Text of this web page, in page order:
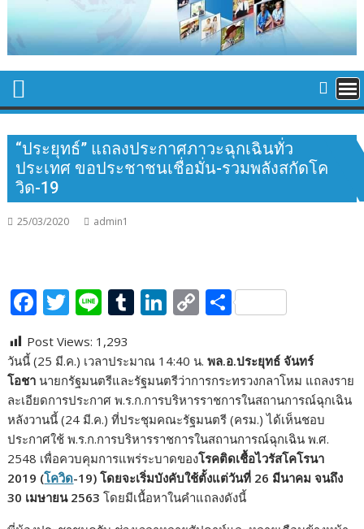
“ประยุทธ์” แถลงประกาศภาวะฉุกเฉินทั่ว
ประเทศ ขอประชาชนเชื่อมั่น-รวมพลังสกัดโค
วิด-19
25/03/2020 admin1
F
e
b
o
o
k
T
itt
er
Li
e
T
m
bl
r
Li
k
e
dI
n
C
p
y
Li
n
k
S
ar
e
Post Views: 1,293
วันนี้ (25 มี.ค.) เวลาประมาณ 14:40 น.พล.อ.ประยุทธ์ จันทร์
โอชา นายกรัฐมนตรีและรัฐมนตรีว่าการกระทรวงกลาโหม แถลงราย
ละเอียดการประกาศ พ.ร.ก.การบริหารราชการในสถานการณ์ฉุกเฉิน
หลังวานนี้ (24 มี.ค.) ที่ประชุมคณะรัฐมนตรี (ครม.) ได้เห็นชอบ
ประกาศใช้ พ.ร.ก.การบริหารราชการในสถานการณ์ฉุกเฉิน พ.ศ.
2548 เพื่อควบคุมการแพร่ระบาดของโรคติดเชื้อไวรัสโคโรนา
2019 (โควิด-19) โดยจะเริ่มบังคับใช้ตั้งแต่วันที่ 26 มีนาคม จนถึง
30 เมษายน 2563โดยมีเนื้อหาในคำแถลงดังนี้